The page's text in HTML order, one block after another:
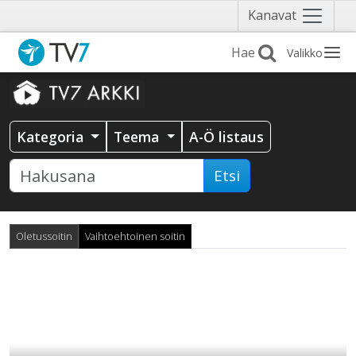
Kanavat Näytä
valikko
Valikko
Kategoria Teema A-Ö listaus
Etsi
Oletussoitin Vaihtoehtoinen soitin